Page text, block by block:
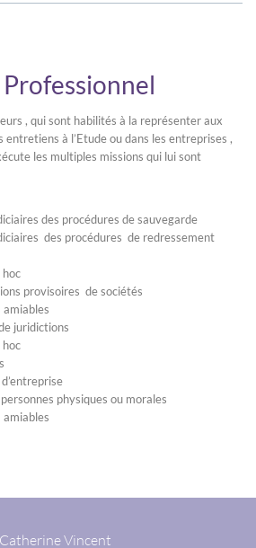
, qui sont habilités à la représenter aux
entretiens à l’Etude ou dans les entreprises ,
les multiples missions qui lui sont
des procédures de sauvegarde
des procédures de redressement
provisoires de sociétés
amiables
juridictions
physiques ou morales
amiables
Catherine Vincent